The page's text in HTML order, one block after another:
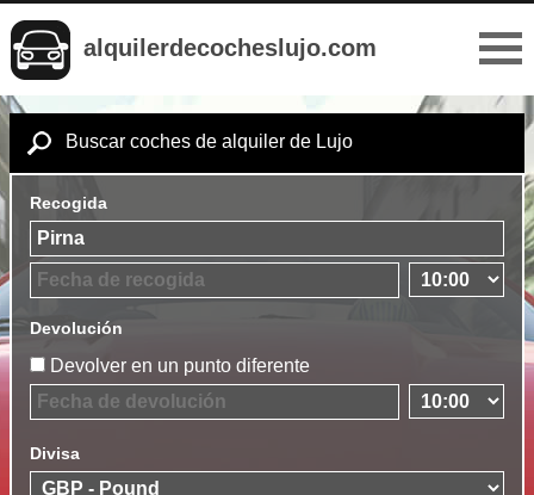
alquilerdecocheslujo.com
Buscar coches de alquiler de Lujo
Recogida
Devolución
Devolver en un punto diferente
Divisa